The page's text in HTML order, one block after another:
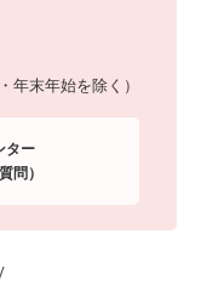
年末年始を除く）
ター
問）